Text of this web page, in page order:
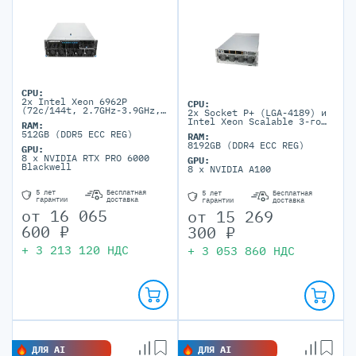
CPU:
2x Intel Xeon 6962P
(72c/144t, 2.7GHz-3.9GHz,
RAM:
512GB (DDR5 ECC REG)
GPU:
8 x NVIDIA RTX PRO 6000
Blackwell
5 лет
гарантии
Бесплатная
доставка
от 16 065
600 ₽
+ 3 213 120 НДС
CPU:
2x Socket P+ (LGA-4189) и
Intel Xeon Scalable 3-го
RAM:
8192GB (DDR4 ECC REG)
GPU:
8 x NVIDIA A100
5 лет
гарантии
Бесплатная
доставка
от 15 269
300 ₽
+ 3 053 860 НДС
ДЛЯ AI ДЛЯ AI